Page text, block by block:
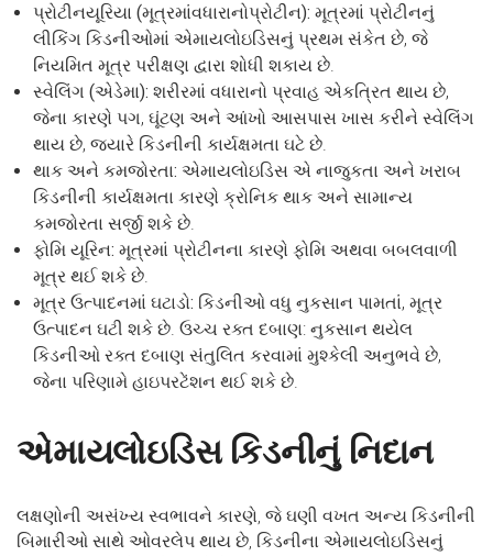
પ્રોટીનયૂરિયા (મૂત્રમાંવધારાનોપ્રોટીન): મૂત્રમાં પ્રોટીનનું
લીકિંગ કિડનીઓમાં એમાયલોઇડિસનું પ્રથમ સંકેત છે, જે
નિયમિત મૂત્ર પરીક્ષણ દ્વારા શોધી શકાય છે.
સ્વેલિંગ (એડેમા): શરીરમાં વધારાનો પ્રવાહ એકત્રિત થાય છે,
જેના કારણે પગ, ઘૂંટણ અને આંખો આસપાસ ખાસ કરીને સ્વેલિંગ
થાય છે, જ્યારે કિડનીની કાર્યક્ષમતા ઘટે છે.
થાક અને કમજોરતા: એમાયલોઇડિસ એ નાજુકતા અને ખરાબ
કિડનીની કાર્યક્ષમતા કારણે ક્રોનિક થાક અને સામાન્ય
કમજોરતા સર્જી શકે છે.
ફોમિ યૂરિન: મૂત્રમાં પ્રોટીનના કારણે ફોમિ અથવા બબલવાળી
મૂત્ર થઈ શકે છે.
મૂત્ર ઉત્પાદનમાં ઘટાડો: કિડનીઓ વધુ નુકસાન પામતાં, મૂત્ર
ઉત્પાદન ઘટી શકે છે. ઉચ્ચ રક્ત દબાણ: નુકસાન થયેલ
કિડનીઓ રક્ત દબાણ સંતુલિત કરવામાં મુશ્કેલી અનુભવે છે,
જેના પરિણામે હાઇપરટેંશન થઈ શકે છે.
એમાયલોઇડિસ કિડનીનું નિદાન
લક્ષણોની અસંખ્ય સ્વભાવને કારણે, જે ઘણી વખત અન્ય કિડનીની
બિમારીઓ સાથે ઓવરલેપ થાય છે, કિડનીના એમાયલોઇડિસનું